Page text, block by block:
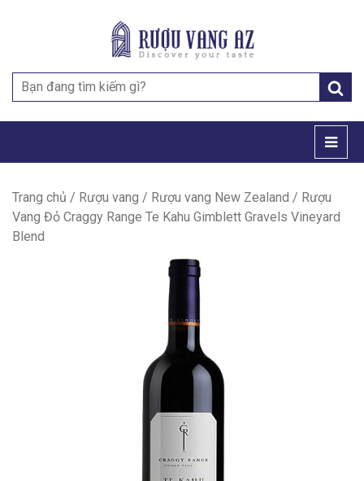
Search
for:
Trang chủ / Rượu vang / Rượu vang New Zealand / Rượu
Vang Đỏ Craggy Range Te Kahu Gimblett Gravels Vineyard
Blend